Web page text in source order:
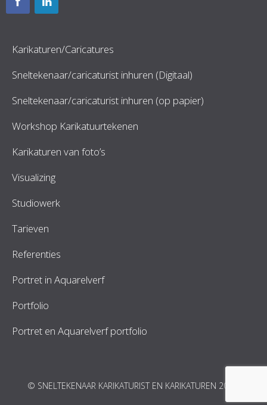
Karikaturen/Caricatures
Sneltekenaar/caricaturist inhuren (Digitaal)
Sneltekenaar/caricaturist inhuren (op papier)
Workshop Karikatuurtekenen
Karikaturen van foto’s
Visualizing
Studiowerk
Tarieven
Referenties
Portret in Aquarelverf
Portfolio
Portret en Aquarelverf portfolio
© SNELTEKENAAR KARIKATURIST EN KARIKATUREN 2026.